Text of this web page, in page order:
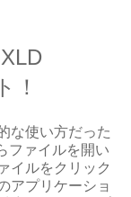
！
な使い方だった
ファイルを開い
イルをクリック
アプリケーショ